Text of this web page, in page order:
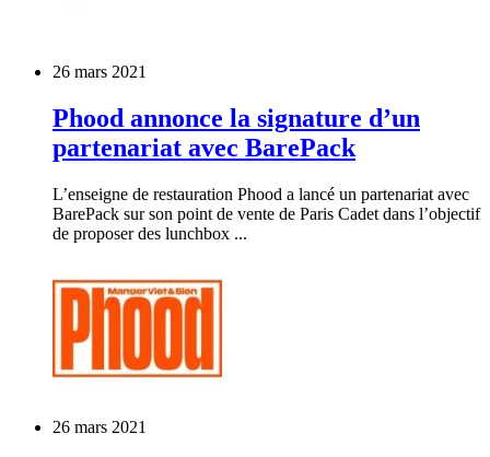
26 mars 2021
Phood annonce la signature d’un
partenariat avec BarePack
L’enseigne de restauration Phood a lancé un partenariat avec
BarePack sur son point de vente de Paris Cadet dans l’objectif
de proposer des lunchbox ...
26 mars 2021